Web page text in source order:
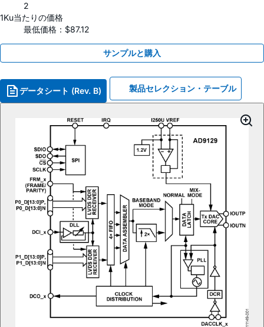
2
1Ku当たりの価格
最低価格：$87.12
サンプルと購入
データシート (Rev. B) 製品セレクション・テーブル